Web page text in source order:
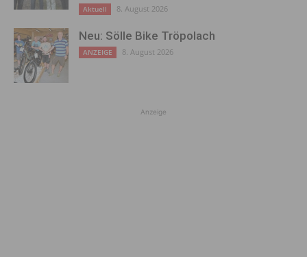
Aktuell 8. August 2026
Neu: Sölle Bike Tröpolach
ANZEIGE 8. August 2026
Anzeige